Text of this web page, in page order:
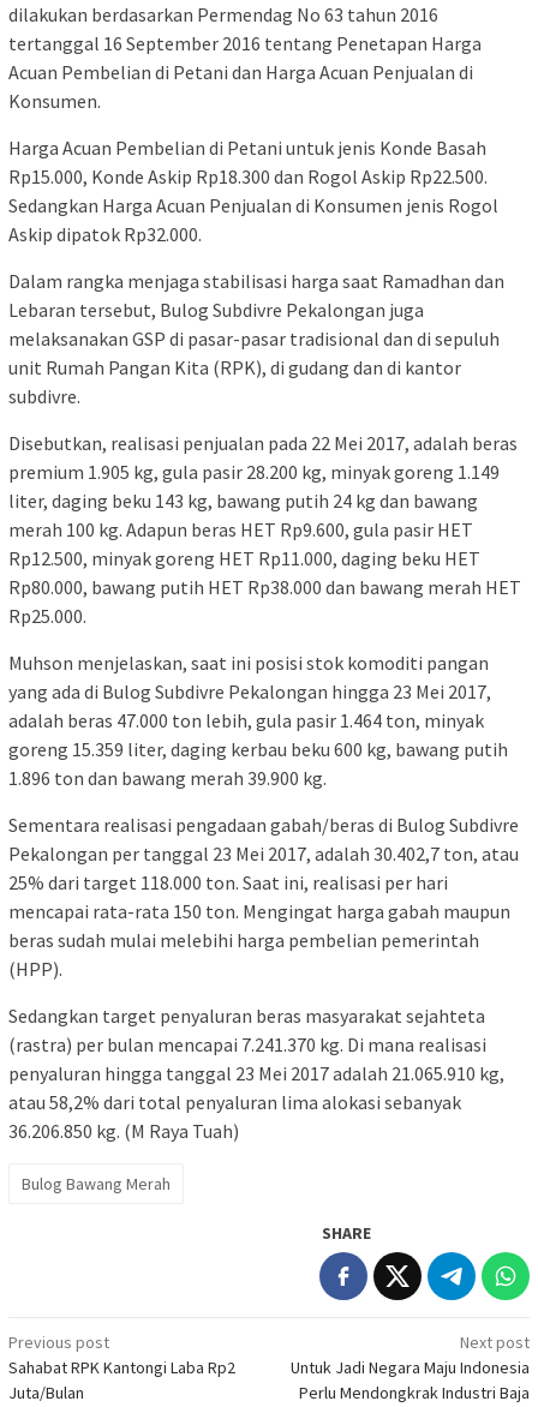
dilakukan berdasarkan Permendag No 63 tahun 2016
tertanggal 16 September 2016 tentang Penetapan Harga
Acuan Pembelian di Petani dan Harga Acuan Penjualan di
Konsumen.
Harga Acuan Pembelian di Petani untuk jenis Konde Basah
Rp15.000, Konde Askip Rp18.300 dan Rogol Askip Rp22.500.
Sedangkan Harga Acuan Penjualan di Konsumen jenis Rogol
Askip dipatok Rp32.000.
Dalam rangka menjaga stabilisasi harga saat Ramadhan dan
Lebaran tersebut, Bulog Subdivre Pekalongan juga
melaksanakan GSP di pasar-pasar tradisional dan di sepuluh
unit Rumah Pangan Kita (RPK), di gudang dan di kantor
subdivre.
Disebutkan, realisasi penjualan pada 22 Mei 2017, adalah beras
premium 1.905 kg, gula pasir 28.200 kg, minyak goreng 1.149
liter, daging beku 143 kg, bawang putih 24 kg dan bawang
merah 100 kg. Adapun beras HET Rp9.600, gula pasir HET
Rp12.500, minyak goreng HET Rp11.000, daging beku HET
Rp80.000, bawang putih HET Rp38.000 dan bawang merah HET
Rp25.000.
Muhson menjelaskan, saat ini posisi stok komoditi pangan
yang ada di Bulog Subdivre Pekalongan hingga 23 Mei 2017,
adalah beras 47.000 ton lebih, gula pasir 1.464 ton, minyak
goreng 15.359 liter, daging kerbau beku 600 kg, bawang putih
1.896 ton dan bawang merah 39.900 kg.
Sementara realisasi pengadaan gabah/beras di Bulog Subdivre
Pekalongan per tanggal 23 Mei 2017, adalah 30.402,7 ton, atau
25% dari target 118.000 ton. Saat ini, realisasi per hari
mencapai rata-rata 150 ton. Mengingat harga gabah maupun
beras sudah mulai melebihi harga pembelian pemerintah
(HPP).
Sedangkan target penyaluran beras masyarakat sejahteta
(rastra) per bulan mencapai 7.241.370 kg. Di mana realisasi
penyaluran hingga tanggal 23 Mei 2017 adalah 21.065.910 kg,
atau 58,2% dari total penyaluran lima alokasi sebanyak
36.206.850 kg. (M Raya Tuah)
Bulog Bawang Merah
SHARE
Post
navigation
Previous post
Sahabat RPK Kantongi Laba Rp2
Juta/Bulan
Next post
Untuk Jadi Negara Maju Indonesia
Perlu Mendongkrak Industri Baja